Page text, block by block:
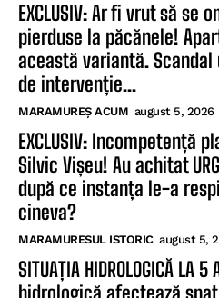
EXCLUSIV: Ar fi vrut să se
pierduse la păcănele!
această variantă.
de intervenție...
MARAMUREȘ ACUM august 5, 2026
EXCLUSIV: Incompetență
Silvic Vișeu! Au achitat
după ce instanța le-a
cineva?
MARAMURESUL ISTORIC august 5,
SITUAȚIA HIDROLOGICĂ LA